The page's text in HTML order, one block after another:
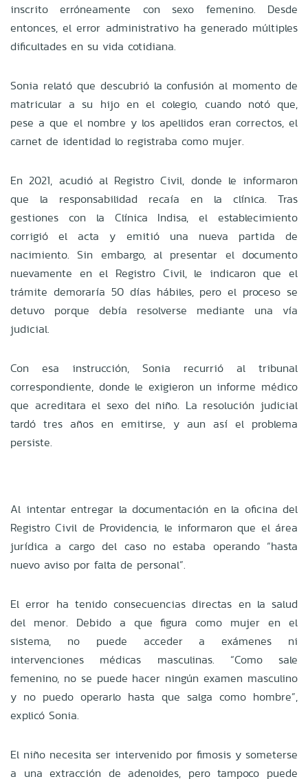
inscrito erróneamente con sexo femenino. Desde
entonces, el error administrativo ha generado múltiples
dificultades en su vida cotidiana.
Sonia relató que descubrió la confusión al momento de
matricular a su hijo en el colegio, cuando notó que,
pese a que el nombre y los apellidos eran correctos, el
carnet de identidad lo registraba como mujer.
En 2021, acudió al Registro Civil, donde le informaron
que la responsabilidad recaía en la clínica. Tras
gestiones con la Clínica Indisa, el establecimiento
corrigió el acta y emitió una nueva partida de
nacimiento. Sin embargo, al presentar el documento
nuevamente en el Registro Civil, le indicaron que el
trámite demoraría 50 días hábiles, pero el proceso se
detuvo porque debía resolverse mediante una vía
judicial.
Con esa instrucción, Sonia recurrió al tribunal
correspondiente, donde le exigieron un informe médico
que acreditara el sexo del niño. La resolución judicial
tardó tres años en emitirse, y aun así el problema
persiste.
Al intentar entregar la documentación en la oficina del
Registro Civil de Providencia, le informaron que el área
jurídica a cargo del caso no estaba operando “hasta
nuevo aviso por falta de personal”.
El error ha tenido consecuencias directas en la salud
del menor. Debido a que figura como mujer en el
sistema, no puede acceder a exámenes ni
intervenciones médicas masculinas. “Como sale
femenino, no se puede hacer ningún examen masculino
y no puedo operarlo hasta que salga como hombre”,
explicó Sonia.
El niño necesita ser intervenido por fimosis y someterse
a una extracción de adenoides, pero tampoco puede